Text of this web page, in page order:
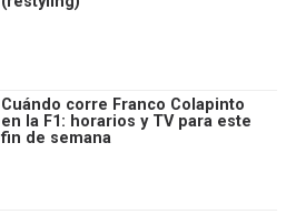
Cuándo corre Franco Colapinto
en la F1: horarios y TV para este
fin de semana